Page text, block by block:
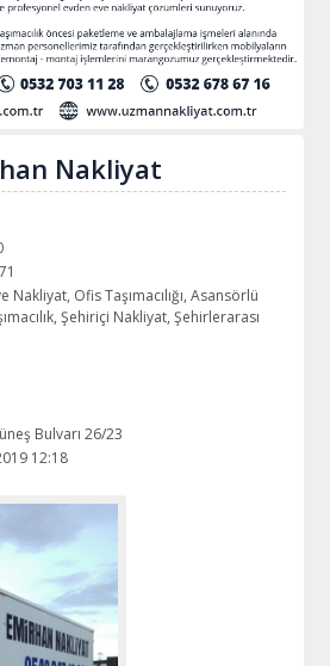
Nakliyat
Nakliyat, Ofis Taşımacılığı, Asansörlü
Şehiriçi Nakliyat, Şehirlerarası
Bulvarı 26/23
12:18